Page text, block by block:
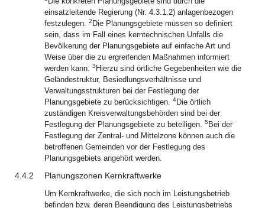
einsatzleitende Regierung (Nr. 4.3.1.2) anlagenbezogen
festzulegen. 2 Die Planungsgebiete müssen so definiert
sein, dass im Fall eines kerntechnischen Unfalls die
Bevölkerung der Planungsgebiete auf einfache Art und
Weise über die zu ergreifenden Maßnahmen informiert
werden kann. 3 Hierzu sind örtliche Gegebenheiten wie die
Geländestruktur, Besiedlungsverhältnisse und
Verwaltungsstrukturen bei der Festlegung der
Planungsgebiete zu berücksichtigen. 4Die örtlich
zuständigen Kreisverwaltungsbehörden sind bei der
Festlegung der Planungsgebiete zu beteiligen. 5 Bei der
Festlegung der Zentral- und Mittelzone können auch die
betroffenen Gemeinden vor der Festlegung des
Planungsgebiets angehört werden.
4.4.2 Planungszonen Kernkraftwerke
Um Kernkraftwerke, die sich noch im Leistungsbetrieb
befinden bzw. deren Beendigung des Leistungsbetriebs